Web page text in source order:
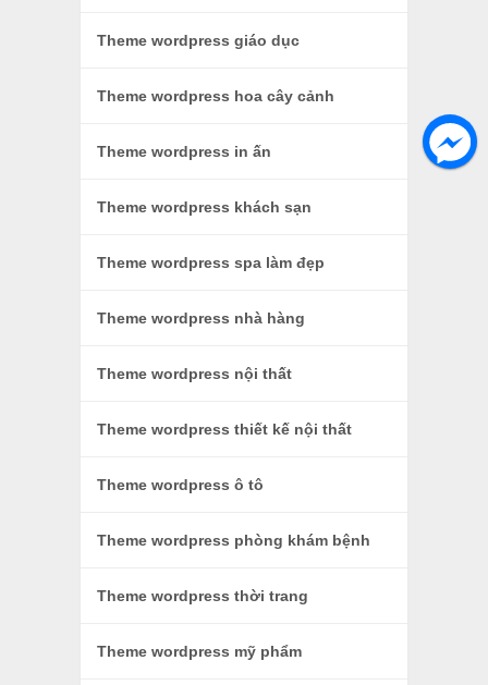
Theme wordpress giáo dục
Theme wordpress hoa cây cảnh
Theme wordpress in ấn
Theme wordpress khách sạn
Theme wordpress spa làm đẹp
Theme wordpress nhà hàng
Theme wordpress nội thất
Theme wordpress thiết kế nội thất
Theme wordpress ô tô
Theme wordpress phòng khám bệnh
Theme wordpress thời trang
Theme wordpress mỹ phẩm